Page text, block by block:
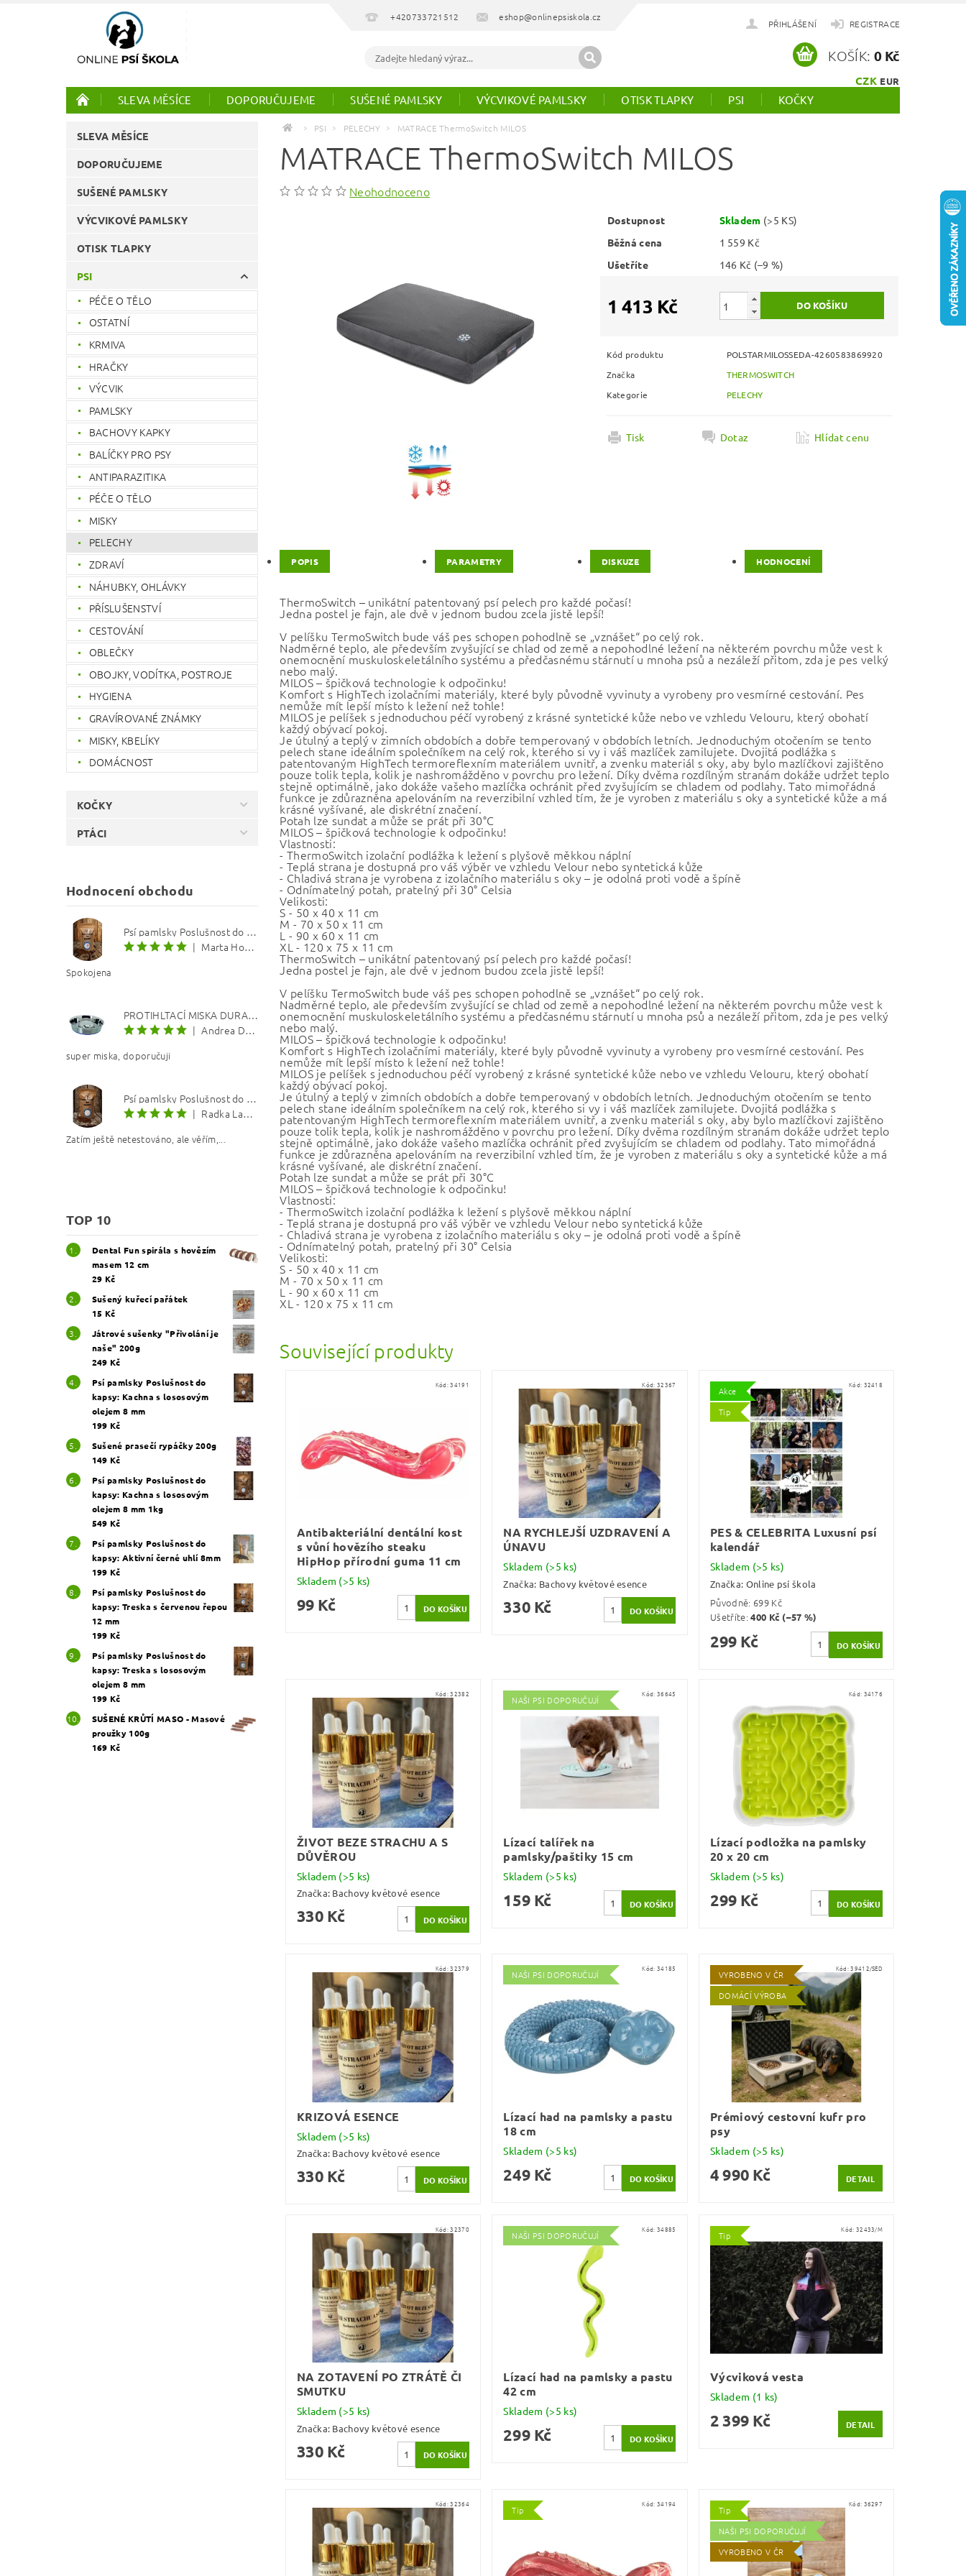
+420733721512 eshop@onlinepsiskola.cz
PŘIHLÁŠENÍ REGISTRACE
CZK EUR
KOŠÍK: 0 Kč
SLEVA MĚSÍCE DOPORUČUJEME SUŠENÉ PAMLSKY VÝCVIKOVÉ PAMLSKY OTISK TLAPKY PSI KOČKY
SLEVA MĚSÍCE
DOPORUČUJEME
SUŠENÉ PAMLSKY
VÝCVIKOVÉ PAMLSKY
OTISK TLAPKY
PSI
PÉČE O TĚLO
OSTATNÍ
KRMIVA
HRAČKY
VÝCVIK
PAMLSKY
BACHOVY KAPKY
BALÍČKY PRO PSY
ANTIPARAZITIKA
PÉČE O TĚLO
MISKY
PELECHY
ZDRAVÍ
NÁHUBKY, OHLÁVKY
PŘÍSLUŠENSTVÍ
CESTOVÁNÍ
OBLEČKY
OBOJKY, VODÍTKA, POSTROJE
HYGIENA
GRAVÍROVANÉ ZNÁMKY
MISKY, KBELÍKY
DOMÁCNOST
KOČKY
PTÁCI
Hodnocení obchodu
Psí pamlsky Poslušnost do kapsy: Treska s červenou řepou 12 mm
|
Marta Hourová
Spokojena
PROTIHLTACÍ MISKA DURAPET
|
Andrea Dosoudilová
super miska, doporučuji
Psí pamlsky Poslušnost do kapsy: Kachna s lososovým olejem 8 mm
|
Radka Langerová
Zatím ještě netestováno, ale věřím,...
TOP 10
Dental Fun spirála s hovězím
masem 12 cm
29 Kč
Sušený kuřecí pařátek
15 Kč
Játrové sušenky "Přivolání je
naše" 200g
249 Kč
Psí pamlsky Poslušnost do
kapsy: Kachna s lososovým
olejem 8 mm
199 Kč
Sušené prasečí rypáčky 200g
149 Kč
Psí pamlsky Poslušnost do
kapsy: Kachna s lososovým
olejem 8 mm 1kg
549 Kč
Psí pamlsky Poslušnost do
kapsy: Aktivní černé uhlí 8mm
199 Kč
Psí pamlsky Poslušnost do
kapsy: Treska s červenou řepou
12 mm
199 Kč
Psí pamlsky Poslušnost do
kapsy: Treska s lososovým
olejem 8 mm
199 Kč
SUŠENÉ KRŮTÍ MASO - Masové
proužky 100g
169 Kč
PSI PELECHY MATRACE ThermoSwitch MILOS
MATRACE ThermoSwitch MILOS
Neohodnoceno
Dostupnost Skladem (>5 KS)
Běžná cena
1 559 Kč
Ušetříte
146 Kč (–9 %)
1 413 Kč
Kód produktu
POLSTARMILOSSEDA-4260583869920
Značka
THERMOSWITCH
Kategorie
PELECHY
Tisk Dotaz Hlídat cenu
POPIS PARAMETRY DISKUZE HODNOCENÍ
ThermoSwitch – unikátní patentovaný psí pelech pro každé počasí!
Jedna postel je fajn, ale dvě v jednom budou zcela jistě lepší!
V pelíšku TermoSwitch bude váš pes schopen pohodlně se „vznášet“ po celý rok.
Nadměrné teplo, ale především zvyšující se chlad od země a nepohodlné ležení na některém povrchu může vest k
onemocnění muskuloskeletálního systému a předčasnému stárnutí u mnoha psů a nezáleží přitom, zda je pes velký
nebo malý.
MILOS – špičková technologie k odpočinku!
Komfort s HighTech izolačními materiály, které byly původně vyvinuty a vyrobeny pro vesmírné cestování. Pes
nemůže mít lepší místo k ležení než tohle!
MILOS je pelíšek s jednoduchou péčí vyrobený z krásné syntetické kůže nebo ve vzhledu Velouru, který obohatí
každý obývací pokoj.
Je útulný a teplý v zimních obdobích a dobře temperovaný v obdobích letních. Jednoduchým otočením se tento
pelech stane ideálním společníkem na celý rok, kterého si vy i váš mazlíček zamilujete. Dvojitá podlážka s
patentovaným HighTech termoreflexním materiálem uvnitř, a zvenku materiál s oky, aby bylo mazlíčkovi zajištěno
pouze tolik tepla, kolik je nashromážděno v povrchu pro ležení. Díky dvěma rozdílným stranám dokáže udržet teplo
stejně optimálně, jako dokáže vašeho mazlíčka ochránit před zvyšujícím se chladem od podlahy. Tato mimořádná
funkce je zdůrazněna apelováním na reverzibilní vzhled tím, že je vyroben z materiálu s oky a syntetické kůže a má
krásné vyšívané, ale diskrétní značení.
Potah lze sundat a může se prát při 30°C
MILOS – špičková technologie k odpočinku!
Vlastnosti:
- ThermoSwitch izolační podlážka k ležení s plyšově měkkou náplní
- Teplá strana je dostupná pro váš výběr ve vzhledu Velour nebo syntetická kůže
- Chladivá strana je vyrobena z izolačního materiálu s oky – je odolná proti vodě a špíně
- Odnímatelný potah, pratelný při 30° Celsia
Velikosti:
S - 50 x 40 x 11 cm
M - 70 x 50 x 11 cm
L - 90 x 60 x 11 cm
XL - 120 x 75 x 11 cm
ThermoSwitch – unikátní patentovaný psí pelech pro každé počasí!
Jedna postel je fajn, ale dvě v jednom budou zcela jistě lepší!
V pelíšku TermoSwitch bude váš pes schopen pohodlně se „vznášet“ po celý rok.
Nadměrné teplo, ale především zvyšující se chlad od země a nepohodlné ležení na některém povrchu může vest k
onemocnění muskuloskeletálního systému a předčasnému stárnutí u mnoha psů a nezáleží přitom, zda je pes velký
nebo malý.
MILOS – špičková technologie k odpočinku!
Komfort s HighTech izolačními materiály, které byly původně vyvinuty a vyrobeny pro vesmírné cestování. Pes
nemůže mít lepší místo k ležení než tohle!
MILOS je pelíšek s jednoduchou péčí vyrobený z krásné syntetické kůže nebo ve vzhledu Velouru, který obohatí
každý obývací pokoj.
Je útulný a teplý v zimních obdobích a dobře temperovaný v obdobích letních. Jednoduchým otočením se tento
pelech stane ideálním společníkem na celý rok, kterého si vy i váš mazlíček zamilujete. Dvojitá podlážka s
patentovaným HighTech termoreflexním materiálem uvnitř, a zvenku materiál s oky, aby bylo mazlíčkovi zajištěno
pouze tolik tepla, kolik je nashromážděno v povrchu pro ležení. Díky dvěma rozdílným stranám dokáže udržet teplo
stejně optimálně, jako dokáže vašeho mazlíčka ochránit před zvyšujícím se chladem od podlahy. Tato mimořádná
funkce je zdůrazněna apelováním na reverzibilní vzhled tím, že je vyroben z materiálu s oky a syntetické kůže a má
krásné vyšívané, ale diskrétní značení.
Potah lze sundat a může se prát při 30°C
MILOS – špičková technologie k odpočinku!
Vlastnosti:
- ThermoSwitch izolační podlážka k ležení s plyšově měkkou náplní
- Teplá strana je dostupná pro váš výběr ve vzhledu Velour nebo syntetická kůže
- Chladivá strana je vyrobena z izolačního materiálu s oky – je odolná proti vodě a špíně
- Odnímatelný potah, pratelný při 30° Celsia
Velikosti:
S - 50 x 40 x 11 cm
M - 70 x 50 x 11 cm
L - 90 x 60 x 11 cm
XL - 120 x 75 x 11 cm
Související produkty
Kód:34191
Antibakteriální dentální kost
s vůní hovězího steaku
HipHop přírodní guma 11 cm
Skladem (>5 ks)
99 Kč
Kód: 32367
NA RYCHLEJŠÍ UZDRAVENÍ A
ÚNAVU
Skladem (>5 ks)
Značka: Bachovy květové esence
330 Kč
Akce
Tip
Kód: 32418
PES & CELEBRITA Luxusní psí
kalendář
Skladem (>5 ks)
Značka: Online psí škola
Původně: 699 Kč
Ušetříte:400 Kč (–57 %)
299 Kč
Kód:32382
ŽIVOT BEZE STRACHU A S
DŮVĚROU
Skladem (>5 ks)
Značka: Bachovy květové esence
330 Kč
NAŠI PSI DOPORUČUJÍ
Kód: 36645
Lízací talířek na
pamlsky/paštiky 15 cm
Skladem (>5 ks)
159 Kč
Kód: 34176
Lízací podložka na pamlsky
20 x 20 cm
Skladem (>5 ks)
299 Kč
Kód:32379
KRIZOVÁ ESENCE
Skladem (>5 ks)
Značka: Bachovy květové esence
330 Kč
NAŠI PSI DOPORUČUJÍ
Kód: 34185
Lízací had na pamlsky a pastu
18 cm
Skladem (>5 ks)
249 Kč
VYROBENO V ČR
DOMÁCÍ VÝROBA
Kód:39412/SED
Prémiový cestovní kufr pro
psy
Skladem (>5 ks)
4 990 Kč DETAIL
Kód:32370
NA ZOTAVENÍ PO ZTRÁTĚ ČI
SMUTKU
Skladem (>5 ks)
Značka: Bachovy květové esence
330 Kč
NAŠI PSI DOPORUČUJÍ
Kód: 34885
Lízací had na pamlsky a pastu
42 cm
Skladem (>5 ks)
299 Kč
Tip
Kód: 32433/M
Výcviková vesta
Skladem (1 ks)
2 399 Kč DETAIL
Kód:32364
Tip
Kód: 34194
Tip
NAŠI PSI DOPORUČUJÍ
VYROBENO V ČR
Kód: 36297